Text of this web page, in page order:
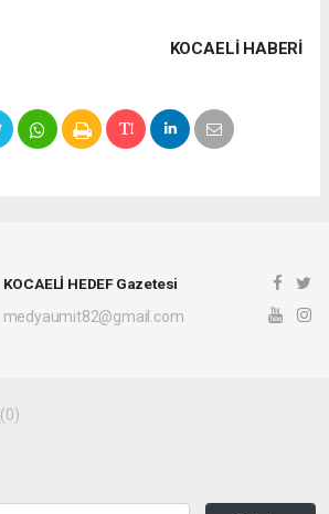
KOCAELI HABERİ
KOCAELİ HEDEF Gazetesi
medyaumit82@gmail.com
(0)